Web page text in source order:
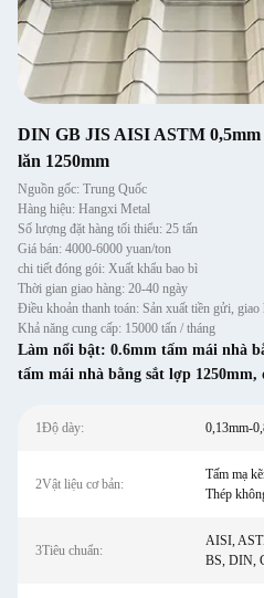
DIN GB JIS AISI ASTM 0,5mm
lăn 1250mm
Nguồn gốc: Trung Quốc
Hàng hiệu: Hangxi Metal
Số lượng đặt hàng tối thiểu: 25 tấn
Giá bán: 4000-6000 yuan/ton
chi tiết đóng gói: Xuất khẩu bao bì
Thời gian giao hàng: 20-40 ngày
Điều khoản thanh toán: Sản xuất tiền gửi, giao
Khả năng cung cấp: 15000 tấn / tháng
Làm nổi bật: 0.6mm tấm mái nhà
tấm mái nhà bằng sắt lợp 1250mm,
1Độ dày: 0,13mm-
2Vật liệu cơ bản:
Tấm mạ
Thép
3Tiêu chuẩn:
AISI,
BS, DIN,